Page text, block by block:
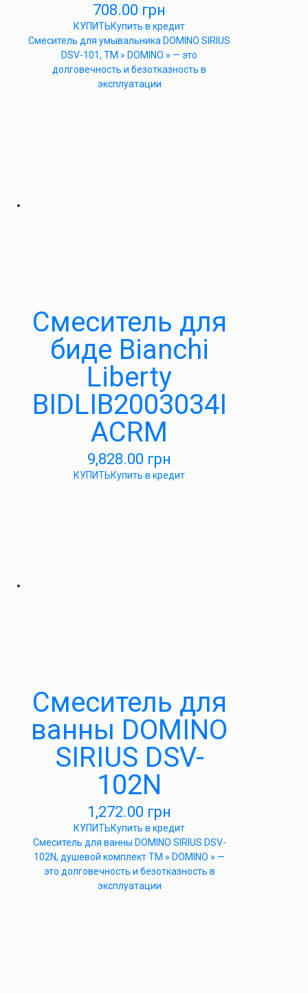
708.00 грн
КУПИТЬКупить в кредит
Cмеситель для умывальника DOMINO SIRIUS
DSV-101, ТМ » DOMINO » — это
долговечность и безотказность в
эксплуатации
Смеситель для
биде Bianchi
Liberty
BIDLIB2003034I
ACRM
9,828.00 грн
КУПИТЬКупить в кредит
Смеситель для
ванны DOMINO
SIRIUS DSV-
102N
1,272.00 грн
КУПИТЬКупить в кредит
Cмеситель для ванны DOMINO SIRIUS DSV-
102N, душевой комплект ТМ » DOMINO » —
это долговечность и безотказность в
эксплуатации